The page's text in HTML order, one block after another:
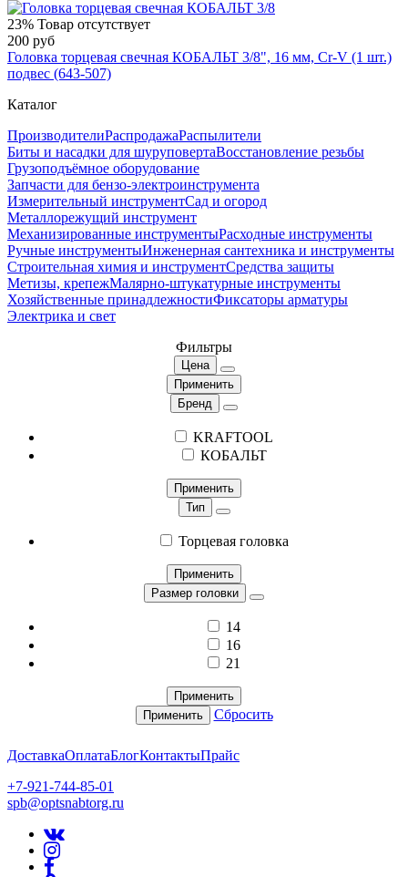
23% Товар отсутствует
200 руб
Головка торцевая свечная КОБАЛЬТ 3/8", 16 мм, Cr-V (1 шт.)
подвес (643-507)
Каталог
ПроизводителиРаспродажаРаспылители
Биты и насадки для шуруповертаВосстановление резьбы
Грузоподъёмное оборудование
Запчасти для бензо-электроинструмента
Измерительный инструментСад и огород
Металлорежущий инструмент
Механизированные инструментыРасходные инструменты
Ручные инструментыИнженерная сантехника и инструменты
Строительная химия и инструментСредства защиты
Метизы, крепежМалярно-штукатурные инструменты
Хозяйственные принадлежностиФиксаторы арматуры
Электрика и свет
Фильтры
Цена
Применить
Бренд
KRAFTOOL
КОБАЛЬТ
Применить
Тип
Торцевая головка
Применить
Размер головки
14
16
21
Применить
Применить
Сбросить
ДоставкаОплатаБлогКонтактыПрайс
+7-921-744-85-01
spb@optsnabtorg.ru